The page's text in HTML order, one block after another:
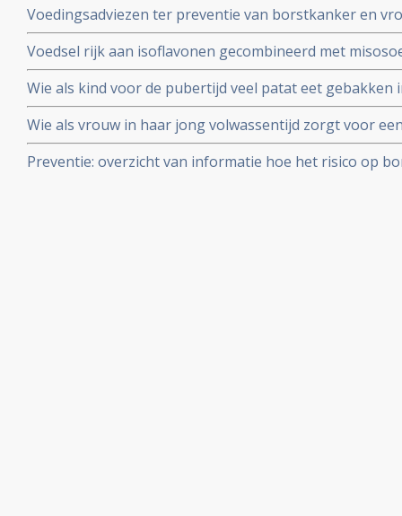
eierstokken en eileiders weg te laten halen.
Voedingsadviezen ter preventie van borstkanker en
voeding en meditatie opgesteld door de natuurdietisten
Voedsel rijk aan isoflavonen gecombineerd met
met 40% verminderen aldus tienjarige Japanse studie
geplaatst juni 2003.
Wie als kind voor de pubertijd veel patat eet
risico op krijgen van borstkanker op latere leeftijd
verpleegkundigen
Wie als vrouw in haar jong volwassentijd zorgt voor
beduidend minder risico - 65% - op borstkanker met
Preventie: overzicht van informatie hoe het risico op